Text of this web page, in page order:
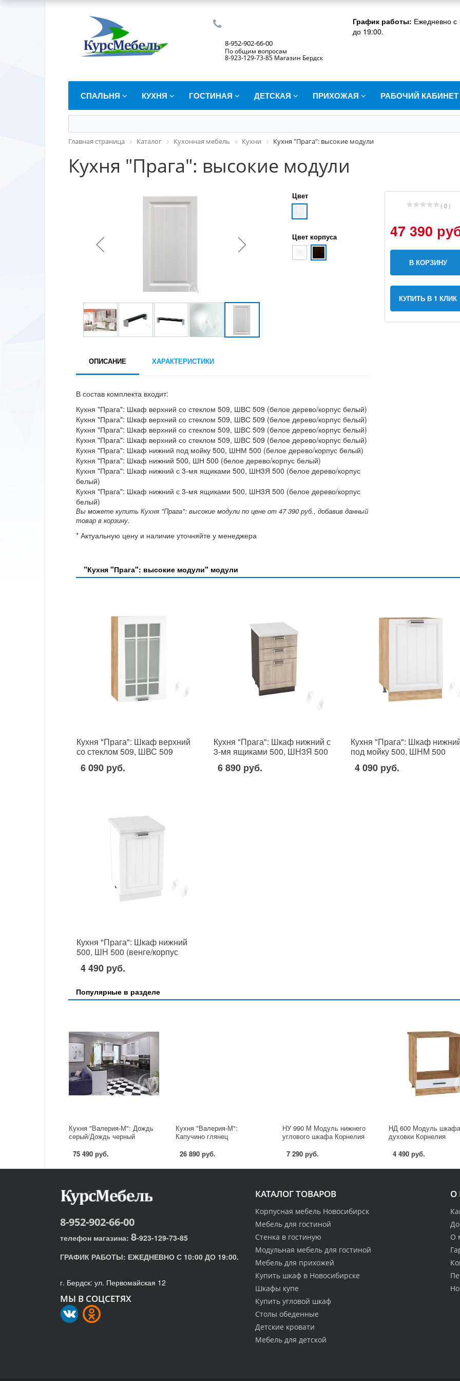
8-952-902-66-00
По общим вопросам
8-923-129-73-85 Магазин Бердск
График работы: Ежедневно с
до 19:00.
СПАЛЬНЯ КУХНЯ ГОСТИНАЯ ДЕТСКАЯ ПРИХОЖАЯ РАБОЧИЙ КАБИНЕТ
Главная страница Каталог Кухонная мебель Кухни Кухня "Прага": высокие модули
Кухня "Прага": высокие модули
Цвет
Цвет корпуса
( 0 )
47 390
В КОРЗИНУ
КУПИТЬ В 1 КЛИК
ОПИСАНИЕ ХАРАКТЕРИСТИКИ
В состав комплекта входит:
Кухня "Прага": Шкаф верхний со стеклом 509, ШВС 509 (белое дерево/корпус белый)
Кухня "Прага": Шкаф верхний со стеклом 509, ШВС 509 (белое дерево/корпус белый)
Кухня "Прага": Шкаф верхний со стеклом 509, ШВС 509 (белое дерево/корпус белый)
Кухня "Прага": Шкаф верхний со стеклом 509, ШВС 509 (белое дерево/корпус белый)
Кухня "Прага": Шкаф нижний под мойку 500, ШНМ 500 (белое дерево/корпус белый)
Кухня "Прага": Шкаф нижний 500, ШН 500 (белое дерево/корпус белый)
Кухня "Прага": Шкаф нижний с 3-мя ящиками 500, ШН3Я 500 (белое дерево/корпус
белый)
Кухня "Прага": Шкаф нижний с 3-мя ящиками 500, ШН3Я 500 (белое дерево/корпус
белый)
Вы можете купить Кухня "Прага": высокие модули по цене от 47 390 руб., добавив данный
товар в корзину.
* Актуальную цену и наличие уточняйте у менеджера
"Кухня "Прага": высокие модули" модули
Кухня "Прага": Шкаф верхний
со стеклом 509, ШВС 509
6 090 руб.
Кухня "Прага": Шкаф нижний с
3-мя ящиками 500, ШН3Я 500
6 890 руб.
Кухня "Прага": Шкаф
под мойку 500, ШНМ 500
4 090 руб.
Кухня "Прага": Шкаф нижний
500, ШН 500 (венге/корпус
4 490 руб.
Популярные в разделе
Кухня "Валерия-М": Дождь
серый/Дождь черный
75 490 руб.
Кухня "Валерия-М":
Капучино глянец
26 890 руб.
НУ 990 М Модуль нижнего
углового шкафа Корнелия
7 290 руб.
НД 600 Модуль
духовки Корнелия
4 490 руб.
О
О
КАТАЛОГ ТОВАРОВ
Корпусная мебель Новосибирск
Мебель для гостиной
Стенка в гостиную
Модульная мебель для гостиной
Мебель для прихожей
Купить шкаф в Новосибирске
Шкафы купе
Купить угловой шкаф
Столы обеденные
Детские кровати
Мебель для детской
8-952-902-66-00
телефон магазина: 8-923-129-73-85
ГРАФИК РАБОТЫ: ЕЖЕДНЕВНО С 10:00 ДО 19:00.
г. Бердск: ул. Первомайская 12
МЫ В СОЦСЕТЯХ